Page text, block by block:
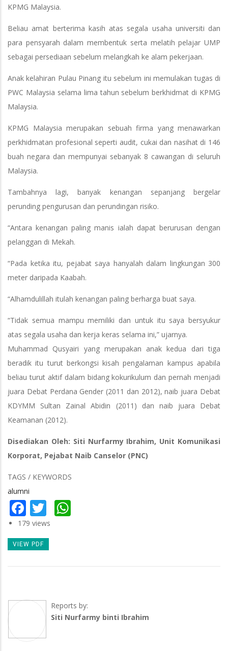
KPMG Malaysia.
Beliau amat berterima kasih atas segala usaha universiti dan
para pensyarah dalam membentuk serta melatih pelajar UMP
sebagai persediaan sebelum melangkah ke alam pekerjaan.
Anak kelahiran Pulau Pinang itu sebelum ini memulakan tugas di
PWC Malaysia selama lima tahun sebelum berkhidmat di KPMG
Malaysia.
KPMG Malaysia merupakan sebuah firma yang menawarkan
perkhidmatan profesional seperti audit, cukai dan nasihat di 146
buah negara dan mempunyai sebanyak 8 cawangan di seluruh
Malaysia.
Tambahnya lagi, banyak kenangan sepanjang bergelar
perunding pengurusan dan perundingan risiko.
“Antara kenangan paling manis ialah dapat berurusan dengan
pelanggan di Mekah.
“Pada ketika itu, pejabat saya hanyalah dalam lingkungan 300
meter daripada Kaabah.
“Alhamdulillah itulah kenangan paling berharga buat saya.
“Tidak semua mampu memiliki dan untuk itu saya bersyukur
atas segala usaha dan kerja keras selama ini,” ujarnya.
Muhammad Qusyairi yang merupakan anak kedua dari tiga
beradik itu turut berkongsi kisah pengalaman kampus apabila
beliau turut aktif dalam bidang kokurikulum dan pernah menjadi
juara Debat Perdana Gender (2011 dan 2012), naib juara Debat
KDYMM Sultan Zainal Abidin (2011) dan naib juara Debat
Keamanan (2012).
Disediakan Oleh: Siti Nurfarmy Ibrahim, Unit Komunikasi
Korporat, Pejabat Naib Canselor (PNC)
TAGS / KEYWORDS
alumni
Facebook
Twitter
179 views
VIEW PDF
Reports by:
Siti Nurfarmy binti Ibrahim